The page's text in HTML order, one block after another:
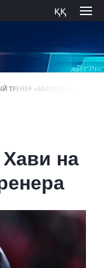
ққ
ТРЕНЕР «БАРСЕЛОНЫ» СТАЛ
на